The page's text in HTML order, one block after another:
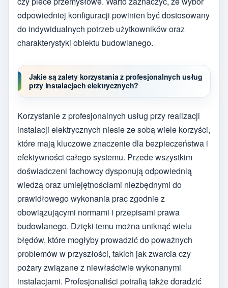
odpowiedniej konfiguracji powinien być dostosowany
do indywidualnych potrzeb użytkowników oraz
charakterystyki obiektu budowlanego.
Jakie są zalety korzystania z profesjonalnych usług
przy instalacjach elektrycznych?
Korzystanie z profesjonalnych usług przy realizacji
instalacji elektrycznych niesie ze sobą wiele korzyści,
które mają kluczowe znaczenie dla bezpieczeństwa i
efektywności całego systemu. Przede wszystkim
doświadczeni fachowcy dysponują odpowiednią
wiedzą oraz umiejętnościami niezbędnymi do
prawidłowego wykonania prac zgodnie z
obowiązującymi normami i przepisami prawa
budowlanego. Dzięki temu można uniknąć wielu
błędów, które mogłyby prowadzić do poważnych
problemów w przyszłości, takich jak zwarcia czy
pożary związane z niewłaściwie wykonanymi
instalacjami. Profesjonaliści potrafią także doradzić